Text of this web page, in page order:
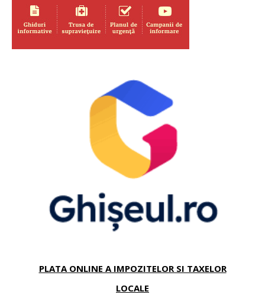
PLATA ONLINE A IMPOZITELOR SI TAXELOR
LOCALE